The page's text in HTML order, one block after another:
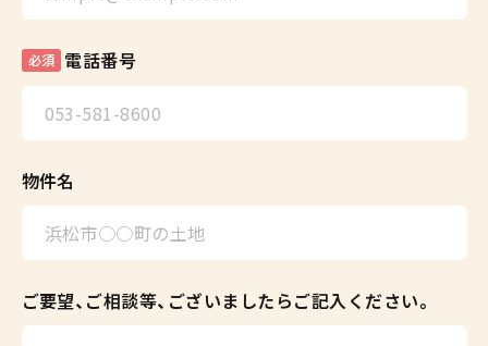
必須 電話番号
物件名
ご要望、ご相談等、ございましたらご記入ください。